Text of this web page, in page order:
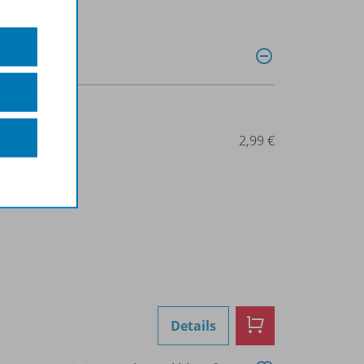
2,99 €
Details